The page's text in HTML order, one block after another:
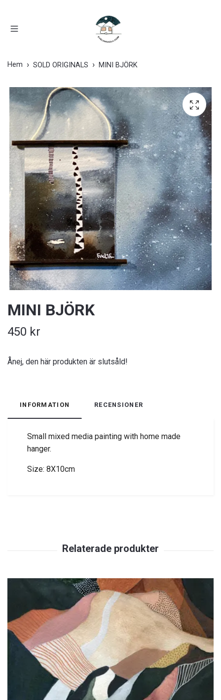
Hem SOLD ORIGINALS MINI BJÖRK
MINI BJÖRK
450 kr
Ånej, den här produkten är slutsåld!
INFORMATION RECENSIONER
Small mixed media painting with home made
hanger.
Size: 8X10cm